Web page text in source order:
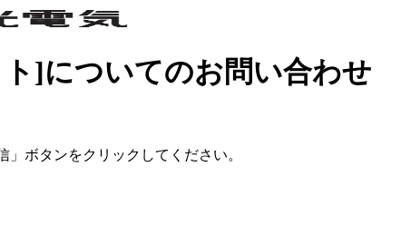
]についてのお問い合わせ
ボタンをクリックしてください。